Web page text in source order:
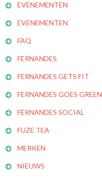
EVENEMENTEN
EVENEMENTEN
FAQ
FERNANDES
FERNANDES GETS FIT
FERNANDES GOES GREEN
FERNANDES SOCIAL
FUZE TEA
MERKEN
NIEUWS